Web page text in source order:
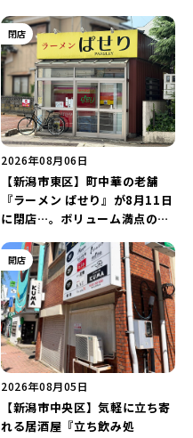
閉店
2026年08月06日
【新潟市東区】町中華の老舗
『ラーメン ぱせり』が8月11日
に閉店…。ボリューム満点の名
開店
2026年08月05日
【新潟市中央区】気軽に立ち寄
れる居酒屋『立ち飲み処